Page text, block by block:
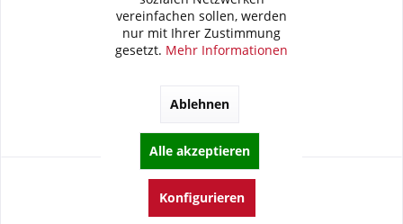
Artikel-Nr.: 314-3040-20
Merken
vereinfachen sollen, werden
nur mit Ihrer Zustimmung
gesetzt. Mehr Informationen
Ablehnen
Alle akzeptieren
Konfigurieren